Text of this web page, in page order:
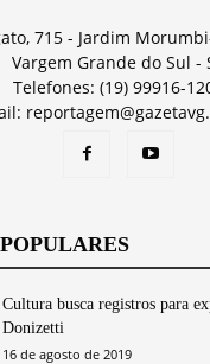
715 - Jardim
Vargem Grande do Sul -
Telefones: (19) 99916-
Cultura busca registros para
Donizetti
16 de agosto de 2019